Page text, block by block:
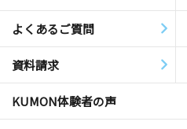
よくあるご質問
資料請求
KUMON体験者の声